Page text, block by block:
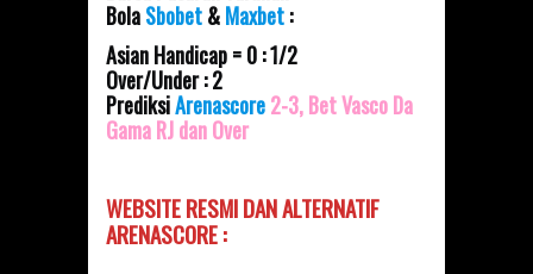
BolaSbobet&Maxbet:
Asian Handicap = 0 : 1/2
Over/Under : 2
PrediksiArenascore2-3, Bet Vasco Da
Gama RJ dan Over
WEBSITE RESMI DANALTERNATIF
ARENASCORE :